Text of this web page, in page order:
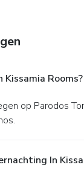
Rooms?
In